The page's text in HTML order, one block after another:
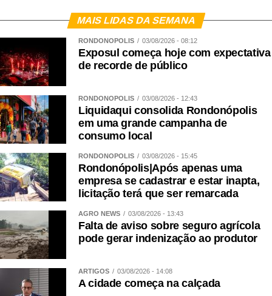
MAIS LIDAS DA SEMANA
RONDONÓPOLIS 03/08/2026 - 08:12
Exposul começa hoje com expectativa
de recorde de público
RONDONÓPOLIS 03/08/2026 - 12:43
Liquidaqui consolida Rondonópolis
em uma grande campanha de
consumo local
RONDONÓPOLIS 03/08/2026 - 15:45
Rondonópolis|Após apenas uma
empresa se cadastrar e estar inapta,
licitação terá que ser remarcada
AGRO NEWS 03/08/2026 - 13:43
Falta de aviso sobre seguro agrícola
pode gerar indenização ao produtor
ARTIGOS 03/08/2026 - 14:08
A cidade começa na calçada